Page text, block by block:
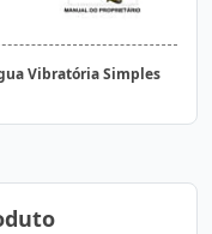
Vibratória Simples